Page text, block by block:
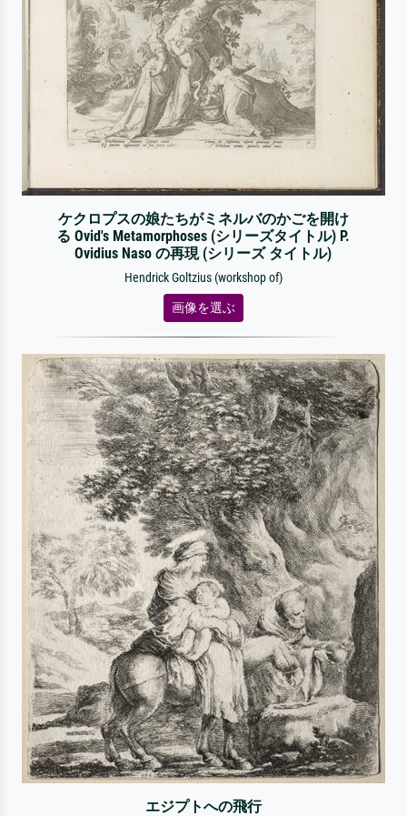
ケクロプスの娘たちがミネルバのかごを開け
る Ovid's Metamorphoses (シリーズタイトル) P.
Ovidius Naso の再現 (シリーズ タイトル)
Hendrick Goltzius (workshop of)
画像を選ぶ
エジプトへの飛行